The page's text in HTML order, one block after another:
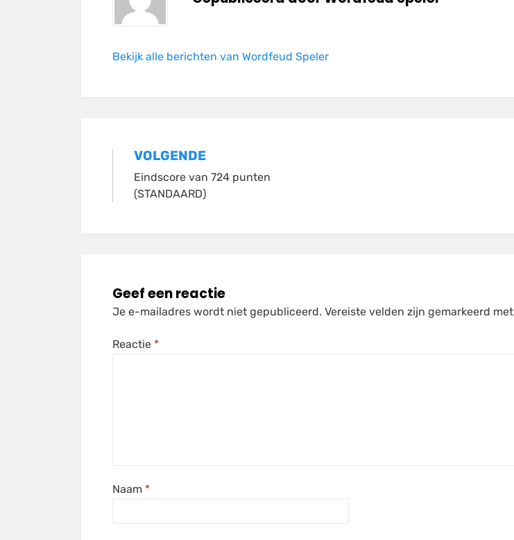
Bekijk alle berichten van Wordfeud Speler
Bericht
navigatie
VOLGENDE
Eindscore van 724 punten
(STANDAARD)
Geef een reactie
Je e-mailadres wordt niet gepubliceerd. Vereiste velden zijn gemarkeerd met
Reactie *
Naam *